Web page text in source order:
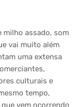
milho assado, som
vai muito além
uma extensa
culturais e
tempo,
vem ocorrendo